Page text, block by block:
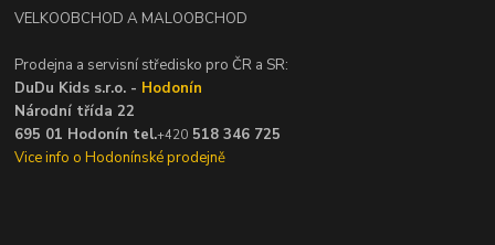
VELKOOBCHOD A MALOOBCHOD
Prodejna a servisní středisko pro ČR a SR:
DuDu Kids s.r.o. - Hodonín
Národní třída 22
695 01 Hodonín tel.+420 518 346 725
Vice info o Hodonínské prodejně